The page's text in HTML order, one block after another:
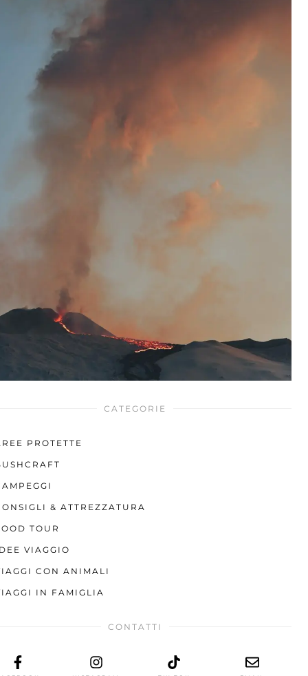
CATEGORIE
PROTETTE
& ATTREZZATURA
TOUR
VIAGGIO
CON ANIMALI
IN FAMIGLIA
CONTATTI